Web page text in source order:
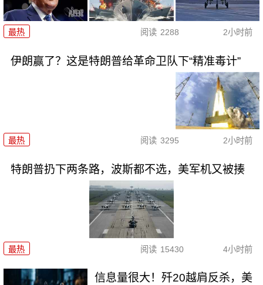
最热 阅读 2288 2小时前
伊朗赢了？这是特朗普给革命卫队下“精准毒计”
最热 阅读 3295 2小时前
特朗普扔下两条路，波斯都不选，美军机又被揍
最热 阅读 15430 4小时前
信息量很大！歼20越肩反杀，美